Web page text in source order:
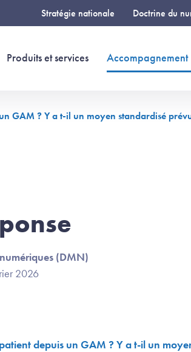
Stratégie nationale Doctrine du
Produits et services Accompagnement
GAM ? Y a t-il un moyen standardisé
(DMN)
2026
depuis un GAM ? Y a t-il un